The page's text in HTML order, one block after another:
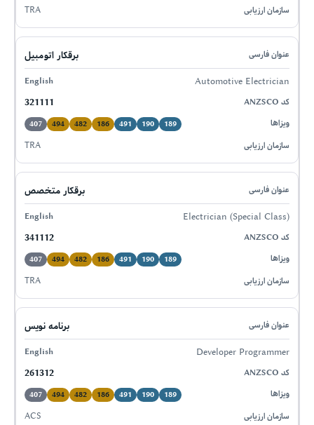
TRA
برقکار اتومبیل
Automotive Electrician
321111
189
190
491
186
482
494
407
TRA
برقکار متخصص
Electrician (Special Class)
341112
189
190
491
186
482
494
407
TRA
برنامه نویس
Developer Programmer
261312
189
190
491
186
482
494
407
ACS